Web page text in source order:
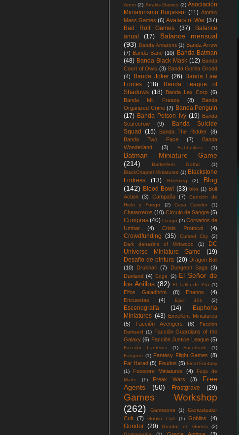
Arnor (2) Arrakis Games (2) Asociación
Miniaturismo Burjassot (11) Atomic
Mass Games (6) Avatars of War (37)
Bad Roll Games
(37)
Balance
anual
(17)
Balance mensual
(93)
Banda Amazons (1) Banda Arrow
(7) Banda Bane (10)
Banda Batman
(48) Banda Black Mask (12) Banda
Court of Owls (3) Banda Gorilla Grodd
(4)
Banda Joker (26) Banda Law
Forces
(18)
Banda League of
Shadows (18) Banda Lex Corp (6)
Banda Mr. Freeze
(8)
Banda
Organized Crime (7) Banda Penguin
(17) Banda Poison Ivy (19) Banda
Scarecrow
(9)
Banda Suicide
Squad
(15) Banda The Riddler (8)
Banda Two Face
(7)
Banda
Wonderland
(3) Bat-builder (1)
Batman Miniature Game
(214)
Battlefleet Gothic
(1)
BlackChaptel Miniatures (1) Blackstone
Fortress
(13) Blitzkrieg (2)
Blog
(142) Blood Bowl (33) blos (1) Bolt
Action (3) Campaña (7)
Canción de
Hielo y Fuego
(2) Casa Cawdor (1)
Chatarreros (10) Círculo de Sangre (5)
Compras (40) Congo (2) Corsarios de
Umbar
(4) Crisis Protocol (4)
Crowdfunding (35) Cursed City
(2)
Dark denezins of Mirkwood
(1)
DC
Universe Miniature Game
(19)
Desafío de pintura (20) Dragon Ball
(10)
Drukhari (7) Dungeon Saga (3)
Dunland (4) Edge (2) El Señor de
los Anillos (82) El Taller de Yila (1)
Elfos Galadhrim (8) Enanos
(4)
Encuestas
(4) Epic 40k (2)
Escenografía (14)
Euphoria
Miniatures (43) Excellent Miniatures
(5)
Facción Avengers (8)
Facción
Darkseid (1) Facción Guardians of the
Galaxy (6) Facción Justice League (5)
Facción Lanterns (1) Facebook
(1)
Fangorn (1) Fantasy Flight Games (8)
Far Harad (5) Feudos (5) Final Fantasy
(1)
Footsore Miniatures (4)
Forja de
Marte
(1) Freak Wars (3)
Free
Agents
(50) Frostgrave (29)
Games Workshop
(262)
Gamezone (1)
Genestealer
Cult
(7) Goblin Cult (1) Goblins (4)
Gondor (20) Gondor en Guerra
(2)